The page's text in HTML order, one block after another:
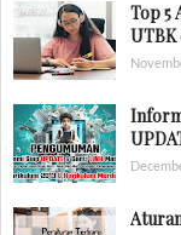
Top 5
UTBK